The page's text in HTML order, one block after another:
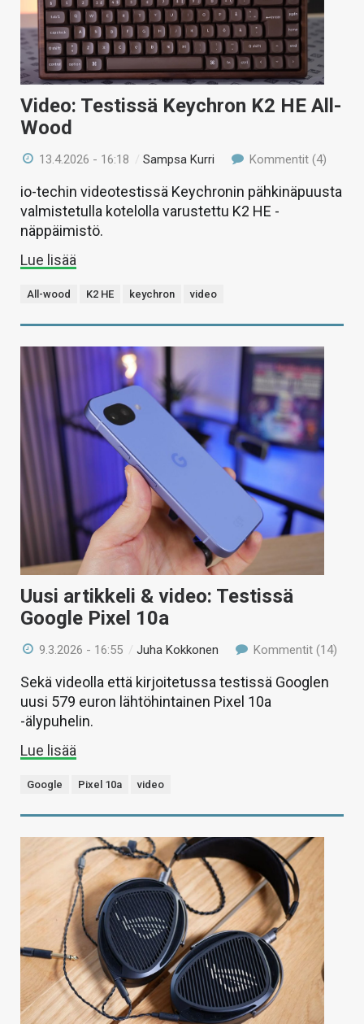
Video: Testissä Keychron K2 HE All-
Wood
13.4.2026 - 16:18 /Sampsa Kurri Kommentit (4)
io-techin videotestissä Keychronin pähkinäpuusta
valmistetulla kotelolla varustettu K2 HE -
näppäimistö.
Lue lisää
All-wood K2 HE keychron video
Uusi artikkeli & video: Testissä
Google Pixel 10a
9.3.2026 - 16:55 /Juha Kokkonen Kommentit (14)
Sekä videolla että kirjoitetussa testissä Googlen
uusi 579 euron lähtöhintainen Pixel 10a
-älypuhelin.
Lue lisää
Google Pixel 10a video